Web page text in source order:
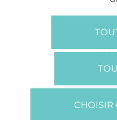
CHOISIR